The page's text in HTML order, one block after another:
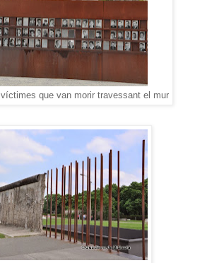
que van morir travessant el mur